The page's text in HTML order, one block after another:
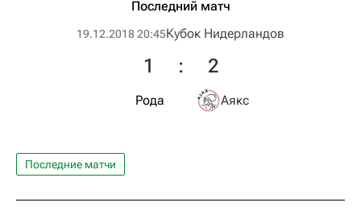
Последний матч
19.12.2018 20:45Кубок Нидерландов
Рода
1 : 2
Аякс
Последние матчи